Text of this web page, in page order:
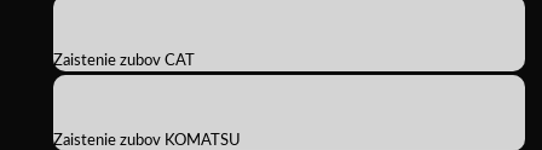
Zaistenie zubov CAT
Zaistenie zubov KOMATSU